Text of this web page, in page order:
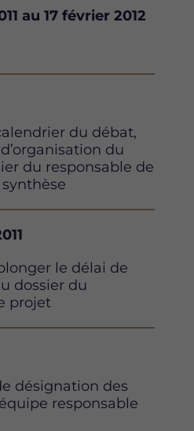
au 17 février 2012
du débat,
du
du responsable de
le délai de
dossier du
projet
désignation des
responsable